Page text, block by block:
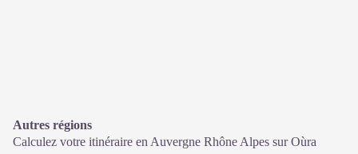
Autres régions
Calculez votre itinéraire en Auvergne Rhône Alpes surOùra